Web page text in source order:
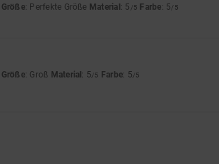
Größe: Perfekte Größe Material: 5 /5 Farbe: 5/5
Größe: Groß Material: 5/5 Farbe: 5/5